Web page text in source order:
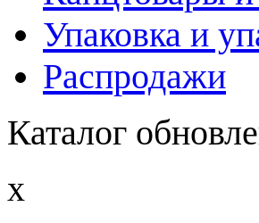
Упаковка и
Распродажи
Каталог
x